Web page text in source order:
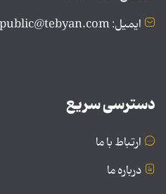
ایمیل: public@tebyan.com
دسترسی سریع
ارتباط با ما
درباره ما